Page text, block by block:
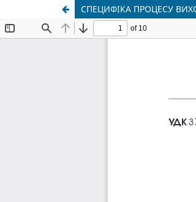
СПЕЦИФІКА ПРОЦЕСУ